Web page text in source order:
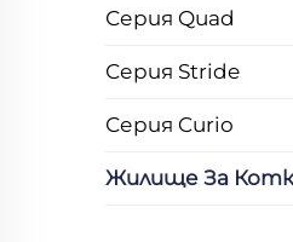
Серия Quad
Серия Stride
Серия Curio
Жилище За